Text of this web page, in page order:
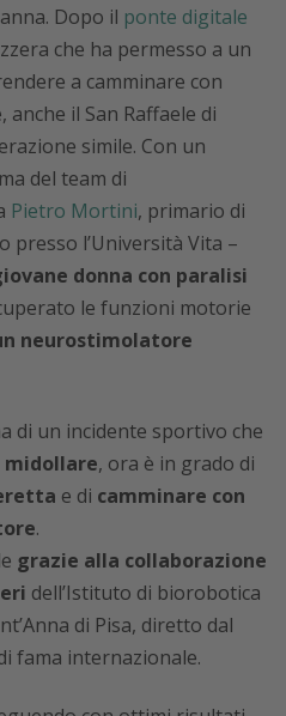
Dopo il ponte digitale
che ha permesso a un
a camminare con
il San Raffaele di
simile. Con un
del team di
Pietro Mortini, primario di
l’Università Vita –
donna con paralisi
le funzioni motorie
neurostimolatore
di un incidente sportivo che
midollare, ora è in grado di
e di camminare con
.
grazie alla collaborazione
dell’Istituto di biorobotica
di Pisa, diretto dal
fama internazionale.